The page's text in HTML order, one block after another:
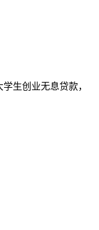
生创业无息贷款，